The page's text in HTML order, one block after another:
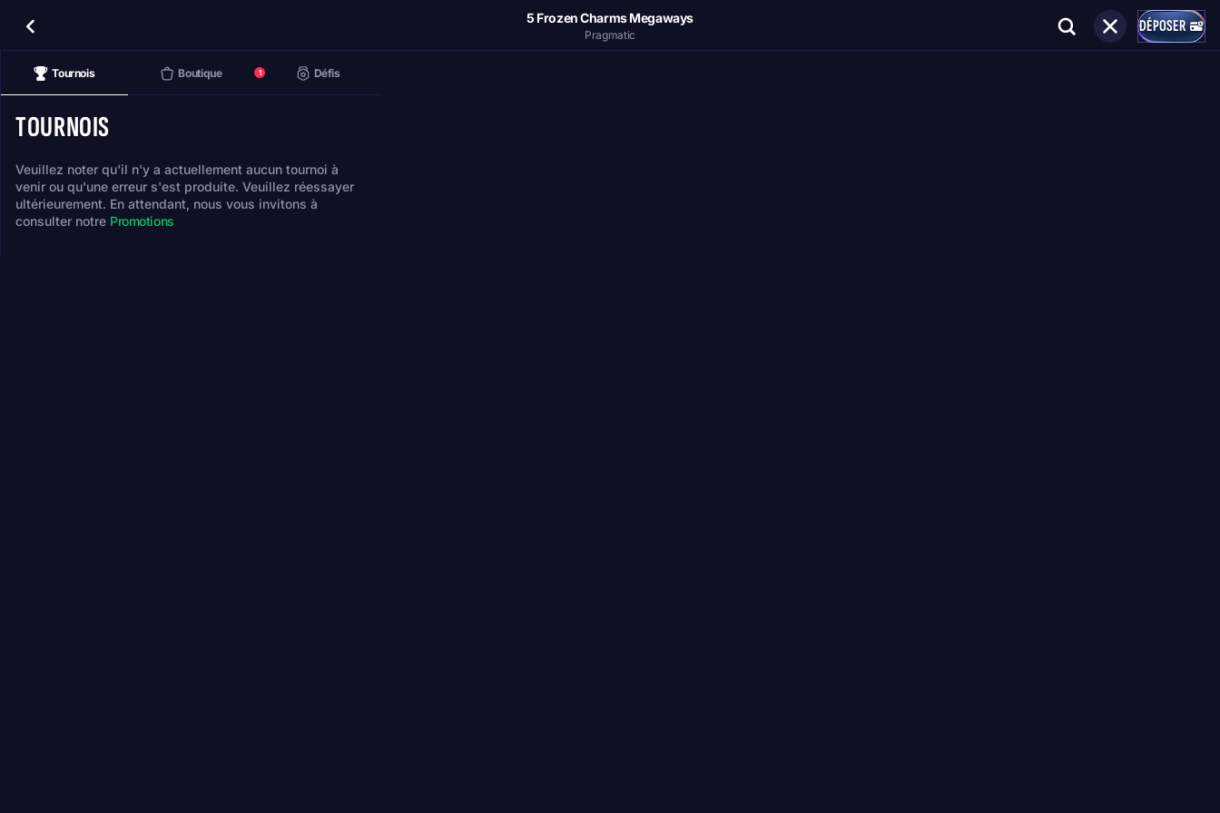
5 Frozen Charms Megaways
Pragmatic DÉPOSER
Tournois Boutique Défis
1
TOURNOIS
Veuillez noter qu'il n'y a actuellement aucun tournoi à
venir ou qu'une erreur s'est produite. Veuillez réessayer
ultérieurement. En attendant, nous vous invitons à
consulter notre Promotions